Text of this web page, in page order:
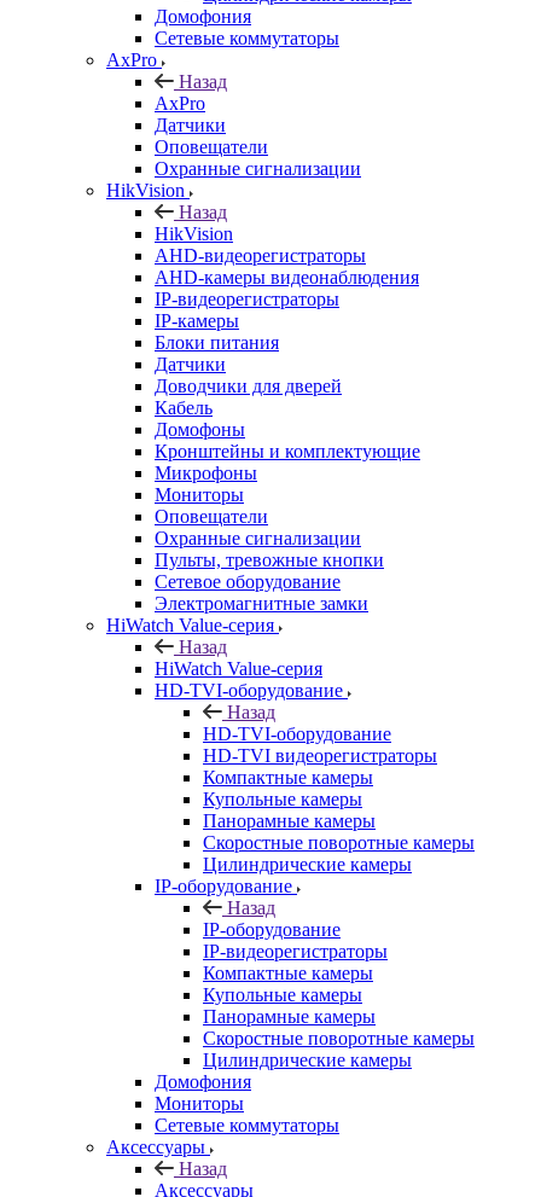
Домофония
Сетевые коммутаторы
AxPro
Назад
AxPro
Датчики
Оповещатели
Охранные сигнализации
HikVision
Назад
HikVision
AHD-видеорегистраторы
AHD-камеры видеонаблюдения
IP-видеорегистраторы
IP-камеры
Блоки питания
Датчики
Доводчики для дверей
Кабель
Домофоны
Кронштейны и комплектующие
Микрофоны
Мониторы
Оповещатели
Охранные сигнализации
Пульты, тревожные кнопки
Сетевое оборудование
Электромагнитные замки
HiWatch Value-серия
Назад
HiWatch Value-серия
HD-TVI-оборудование
Назад
HD-TVI-оборудование
HD-TVI видеорегистраторы
Компактные камеры
Купольные камеры
Панорамные камеры
Скоростные поворотные камеры
Цилиндрические камеры
IP-оборудование
Назад
IP-оборудование
IP-видеорегистраторы
Компактные камеры
Купольные камеры
Панорамные камеры
Скоростные поворотные камеры
Цилиндрические камеры
Домофония
Мониторы
Сетевые коммутаторы
Аксессуары
Назад
Аксессуары